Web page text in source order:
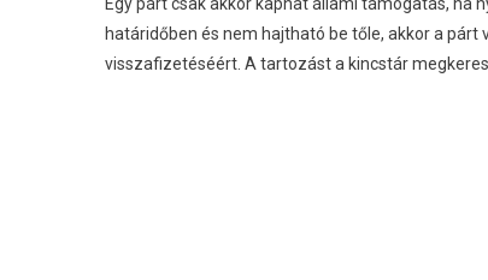
határidőben és nem hajtható be tőle, akkor a
visszafizetéséért. A tartozást a kincstár